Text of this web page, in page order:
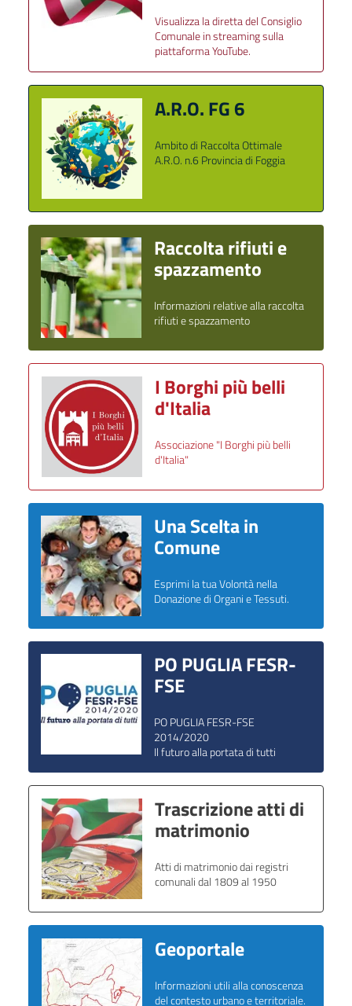
Visualizza la diretta del Consiglio
Comunale in streaming sulla
piattaforma YouTube.
A.R.O. FG 6
Ambito di Raccolta Ottimale
A.R.O. n.6 Provincia di Foggia
Raccolta rifiuti e
spazzamento
Informazioni relative alla raccolta
rifiuti e spazzamento
I Borghi più belli
d'Italia
Associazione "I Borghi più belli
d'Italia"
Una Scelta in
Comune
Esprimi la tua Volontà nella
Donazione di Organi e Tessuti.
PO PUGLIA FESR-
FSE
PO PUGLIA FESR-FSE
2014/2020
Il futuro alla portata di tutti
Trascrizione atti di
matrimonio
Atti di matrimonio dai registri
comunali dal 1809 al 1950
Geoportale
Informazioni utili alla conoscenza
del contesto urbano e territoriale.